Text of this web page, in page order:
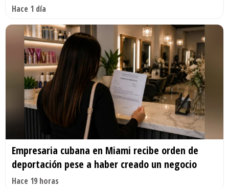
Hace 1 día
Empresaria cubana en Miami recibe orden de
deportación pese a haber creado un negocio
Hace 19 horas